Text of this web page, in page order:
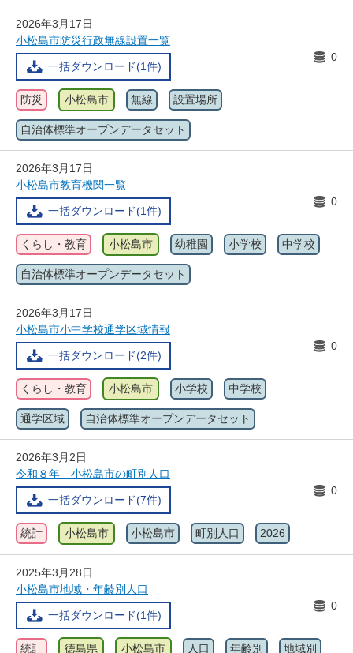
2026年3月17日
小松島市防災行政無線設置一覧
一括ダウンロード(1件)
0
防災 小松島市 無線 設置場所
自治体標準オープンデータセット
2026年3月17日
小松島市教育機関一覧
一括ダウンロード(1件)
0
くらし・教育 小松島市 幼稚園 小学校 中学校
自治体標準オープンデータセット
2026年3月17日
小松島市小中学校通学区域情報
一括ダウンロード(2件)
0
くらし・教育 小松島市 小学校 中学校
通学区域 自治体標準オープンデータセット
2026年3月2日
令和８年 小松島市の町別人口
一括ダウンロード(7件)
0
統計 小松島市 小松島市 町別人口 2026
2025年3月28日
小松島市地域・年齢別人口
一括ダウンロード(1件)
0
統計 徳島県 小松島市 人口 年齢別 地域別